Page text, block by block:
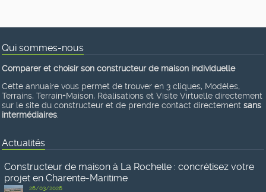
Qui sommes-nous
Comparer et choisir son constructeur de maison individuelle
Cette annuaire vous permet de trouver en 3 cliques, Modèles,
Terrains, Terrain+Maison, Réalisations et Visite Virtuelle directement
sur le site du constructeur et de prendre contact directement sans
intermédiaires
Actualités
Constructeur de maison à La Rochelle : concrétisez votre
projet en Charente-Maritime
26/03/2026